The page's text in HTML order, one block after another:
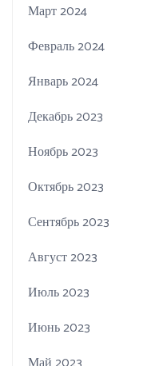
Март 2024
Февраль 2024
Январь 2024
Декабрь 2023
Ноябрь 2023
Октябрь 2023
Сентябрь 2023
Август 2023
Июль 2023
Июнь 2023